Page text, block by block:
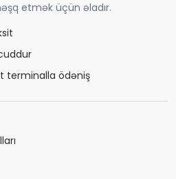
etmək üçün əladır.
terminalla ödəniş